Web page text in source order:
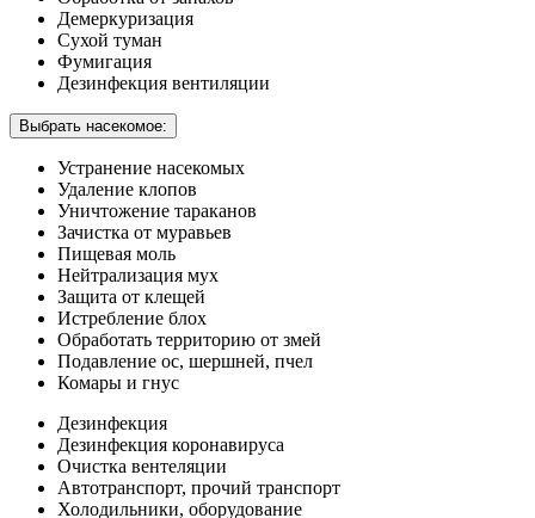
Демеркуризация
Сухой туман
Фумигация
Дезинфекция вентиляции
Выбрать насекомое:
Устранение насекомых
Удаление клопов
Уничтожение тараканов
Зачистка от муравьев
Пищевая моль
Нейтрализация мух
Защита от клещей
Истребление блох
Обработать территорию от змей
Подавление ос, шершней, пчел
Комары и гнус
Дезинфекция
Дезинфекция коронавируса
Очистка вентеляции
Автотранспорт, прочий транспорт
Холодильники, оборудование